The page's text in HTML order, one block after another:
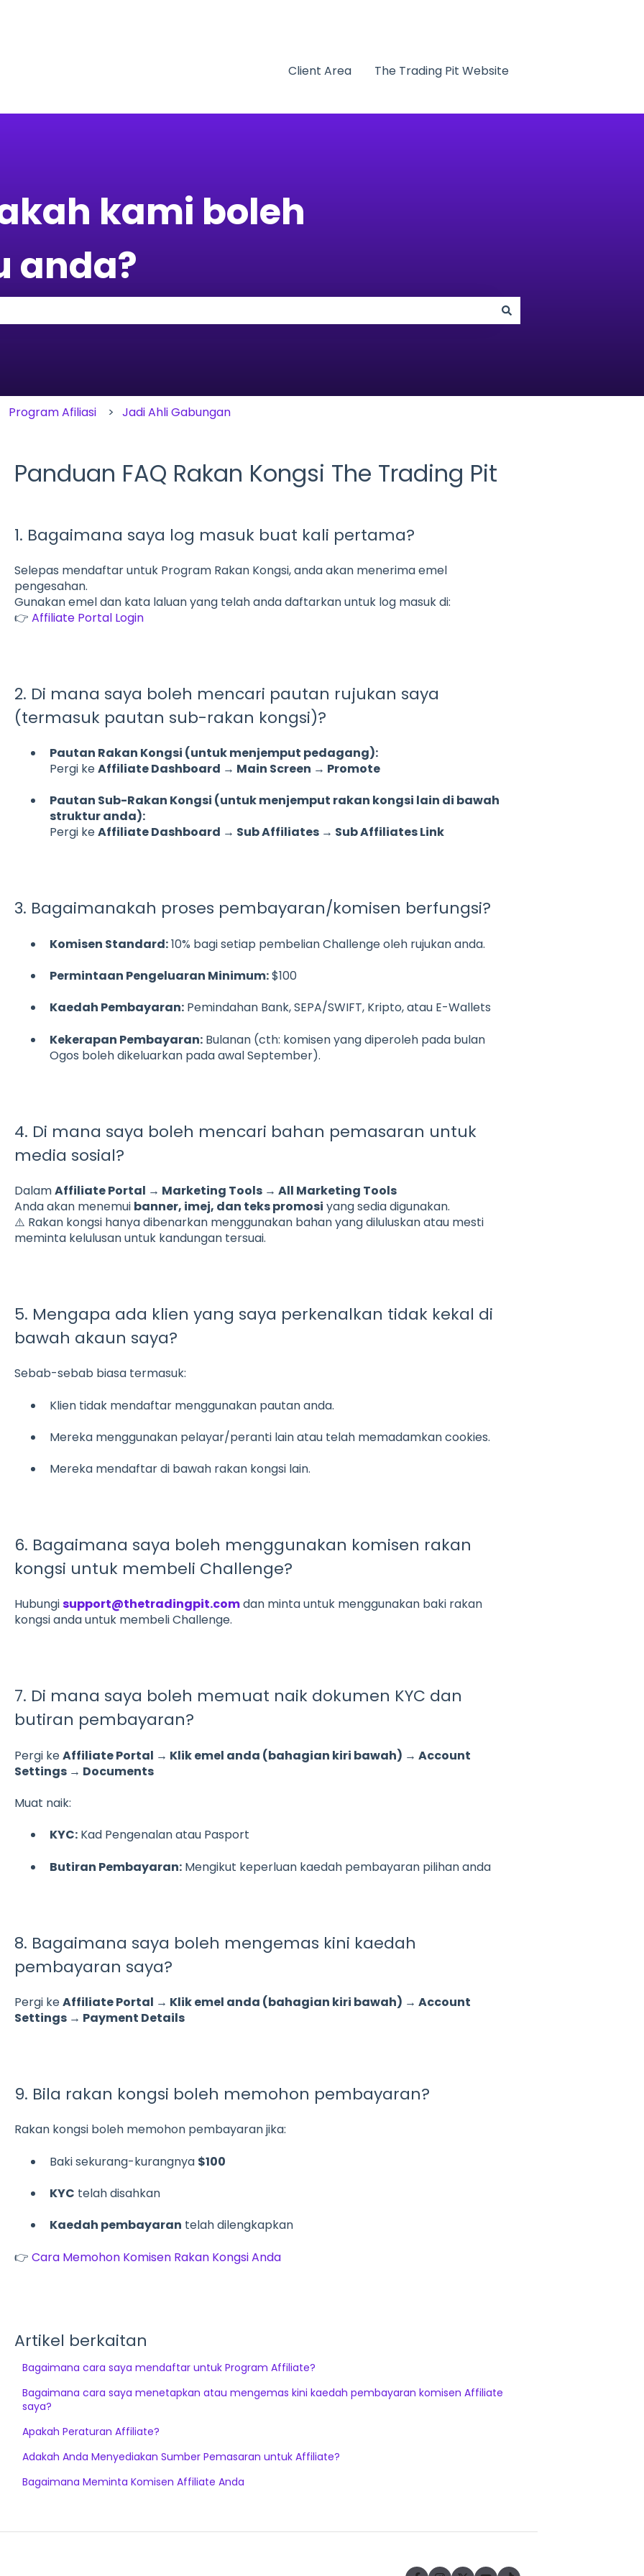
untuk terjemahan
Client Area The Trading Pit Website
kami boleh
anda?
Program Afiliasi Jadi Ahli Gabungan
Panduan FAQ Rakan Kongsi The Trading Pit
1. Bagaimana saya log masuk buat kali pertama?
Selepas mendaftar untuk Program Rakan Kongsi, anda akan menerima emel
pengesahan.
Gunakan emel dan kata laluan yang telah anda daftarkan untuk log masuk di:
👉 Affiliate Portal Login
2. Di mana saya boleh mencari pautan rujukan saya
(termasuk pautan sub-rakan kongsi)?
Pautan Rakan Kongsi (untuk menjemput pedagang):
Pergi keAffiliate Dashboard → Main Screen → Promote
Pautan Sub-Rakan Kongsi (untuk menjemput rakan kongsi lain di bawah
struktur anda):
Pergi keAffiliate Dashboard → Sub Affiliates → Sub Affiliates Link
3. Bagaimanakah proses pembayaran/komisen berfungsi?
Komisen Standard:10% bagi setiap pembelian Challenge oleh rujukan anda.
Permintaan Pengeluaran Minimum:$100
Kaedah Pembayaran:Pemindahan Bank, SEPA/SWIFT, Kripto, atau E-Wallets
Kekerapan Pembayaran:Bulanan (cth: komisen yang diperoleh pada bulan
Ogos boleh dikeluarkan pada awal September).
4. Di mana saya boleh mencari bahan pemasaran untuk
media sosial?
DalamAffiliate Portal → Marketing Tools → All Marketing Tools
Anda akan menemui banner, imej, dan teks promosi yang sedia digunakan.
⚠️ Rakan kongsi hanya dibenarkan menggunakan bahan yang diluluskan atau mesti
meminta kelulusan untuk kandungan tersuai.
5. Mengapa ada klien yang saya perkenalkan tidak kekal di
bawah akaun saya?
Sebab-sebab biasa termasuk:
Klien tidak mendaftar menggunakan pautan anda.
Mereka menggunakan pelayar/peranti lain atau telah memadamkan cookies.
Mereka mendaftar di bawah rakan kongsi lain.
6. Bagaimana saya boleh menggunakan komisen rakan
kongsi untuk membeli Challenge?
Hubungisupport@thetradingpit.comdan minta untuk menggunakan baki rakan
kongsi anda untuk membeli Challenge.
7. Di mana saya boleh memuat naik dokumen KYC dan
butiran pembayaran?
Pergi keAffiliate Portal → Klik emel anda (bahagian kiri bawah) → Account
Settings → Documents
Muat naik:
KYC:Kad Pengenalan atau Pasport
Butiran Pembayaran:Mengikut keperluan kaedah pembayaran pilihan anda
8. Bagaimana saya boleh mengemas kini kaedah
pembayaran saya?
Pergi keAffiliate Portal → Klik emel anda (bahagian kiri bawah) → Account
Settings → Payment Details
9. Bila rakan kongsi boleh memohon pembayaran?
Rakan kongsi boleh memohon pembayaran jika:
Baki sekurang-kurangnya $100
KYC telah disahkan
Kaedah pembayaran telah dilengkapkan
👉 Cara Memohon Komisen Rakan Kongsi Anda
Artikel berkaitan
Bagaimana cara saya mendaftar untuk Program Affiliate?
Bagaimana cara saya menetapkan atau mengemas kini kaedah pembayaran komisen Affiliate
saya?
Apakah Peraturan Affiliate?
Adakah Anda Menyediakan Sumber Pemasaran untuk Affiliate?
Bagaimana Meminta Komisen Affiliate Anda